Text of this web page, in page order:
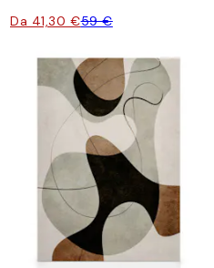
Da 41,30 €59 €